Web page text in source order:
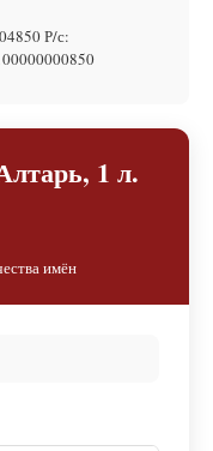
Р/с:
1 л.
имён